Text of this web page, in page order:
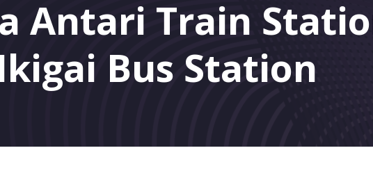
Antari Train
Bus Station